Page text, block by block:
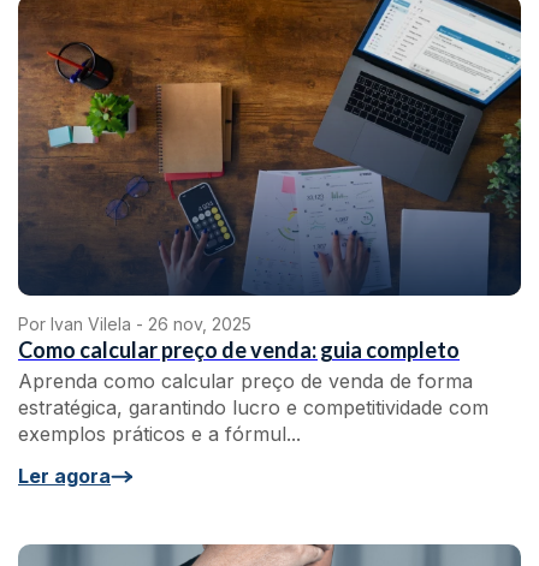
Por Ivan Vilela - 26 nov, 2025
Como calcular preço de venda: guia completo
Aprenda como calcular preço de venda de forma
estratégica, garantindo lucro e competitividade com
exemplos práticos e a fórmul...
Ler agora